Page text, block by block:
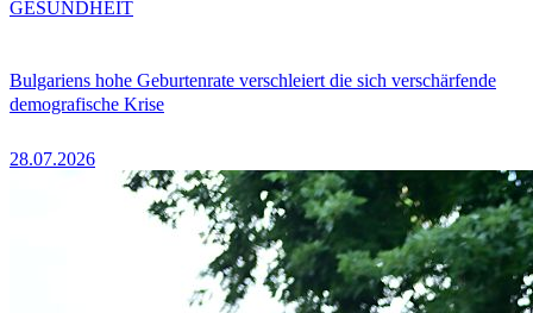
Bulgariens hohe Geburtenrate verschleiert die sich verschärfende
demografische Krise
28.07.2026
GESUNDHEIT